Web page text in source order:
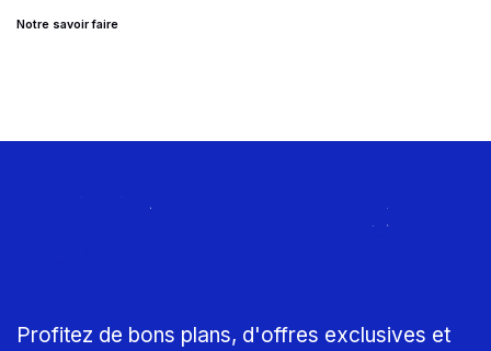
Notre savoir faire
Rejoignez le Club
Profitez de bons plans, d'offres exclusives et